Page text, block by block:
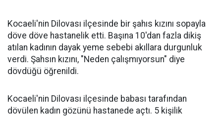
Kocaeli'nin Dilovası ilçesinde bir şahıs kızını sopayla
döve döve hastanelik etti. Başına 10'dan fazla dikiş
atılan kadının dayak yeme sebebi akıllara durgunluk
verdi. Şahsın kızını, "Neden çalışmıyorsun" diye
dövdüğü öğrenildi.
Kocaeli'nin Dilovası ilçesinde babası tarafından
dövülen kadın gözünü hastanede açtı. 5 kişilik